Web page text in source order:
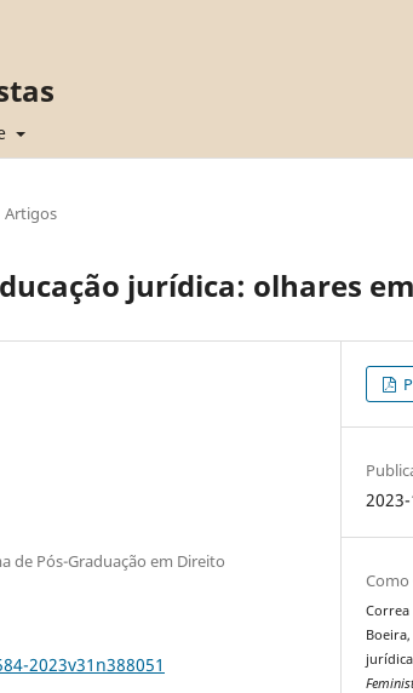
Artigos
jurídica: olhares
de Pós-Graduação em Direito
2023v31n388051
Como
Correa